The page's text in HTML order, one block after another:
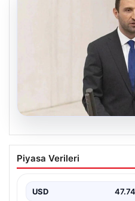
07.08.2026
AKP’li isimden
sorunundan
Sorunu ve Gençlerin
"content":…
Piyasa Verileri
USD 47.74